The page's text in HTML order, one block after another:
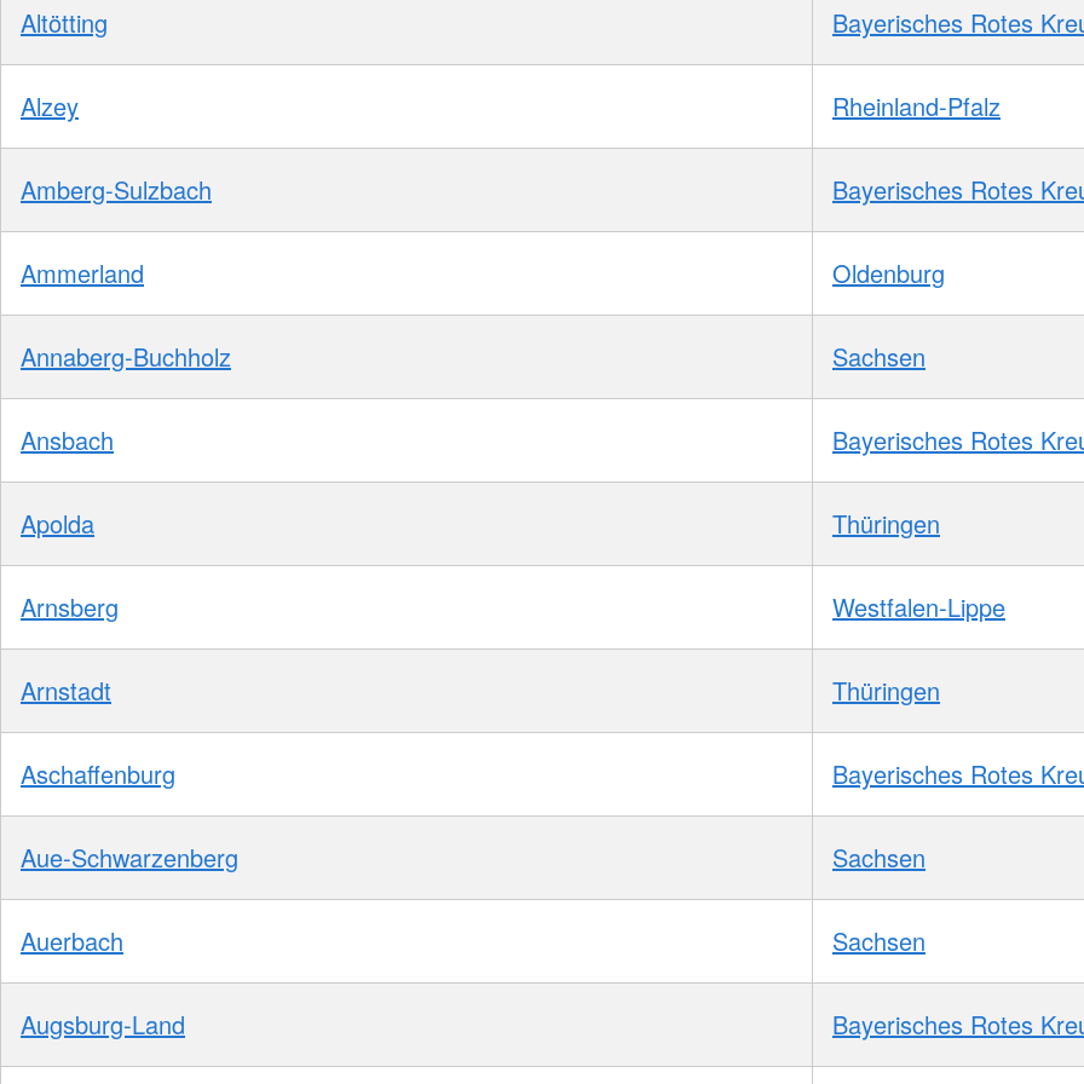
Altötting Bayerisches Rotes
Alzey Rheinland-Pfalz
Amberg-Sulzbach Bayerisches Rotes
Ammerland Oldenburg
Annaberg-Buchholz Sachsen
Ansbach Bayerisches Rotes
Apolda Thüringen
Arnsberg Westfalen-Lippe
Arnstadt Thüringen
Aschaffenburg Bayerisches Rotes
Aue-Schwarzenberg Sachsen
Auerbach Sachsen
Augsburg-Land Bayerisches Rotes